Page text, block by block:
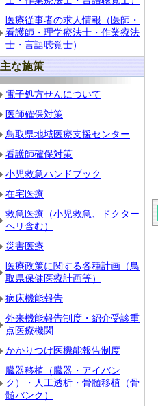
医療従事者の求人情報（医師・
看護師・理学療法士・作業療法
士・言語聴覚士）
主な施策
電子処方せんについて
医師確保対策
鳥取県地域医療支援センター
看護師確保対策
小児救急ハンドブック
在宅医療
救急医療（小児救急、ドクター
ヘリ含む）
災害医療
医療政策に関する各種計画（鳥
取県保健医療計画等）
病床機能報告
外来機能報告制度・紹介受診重
点医療機関
かかりつけ医機能報告制度
臓器移植（臓器・アイバン
ク）・人工透析・骨髄移植（骨
髄バンク）